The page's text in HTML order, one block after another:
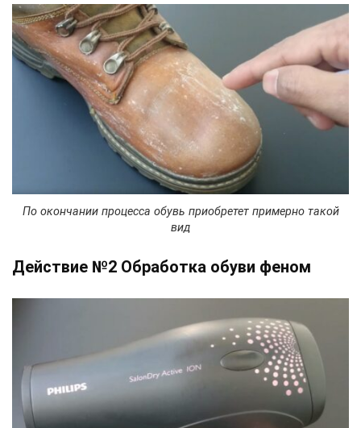
По окончании процесса обувь приобретет примерно такой
вид
Действие №2 Обработка обуви феном